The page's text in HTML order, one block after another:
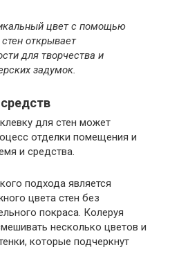
цвет с помощью
открывает
для творчества и
задумок.
для стен может
отделки помещения и
и средства.
подхода является
цвета стен без
покраса. Колеруя
несколько цветов и
которые подчеркнут